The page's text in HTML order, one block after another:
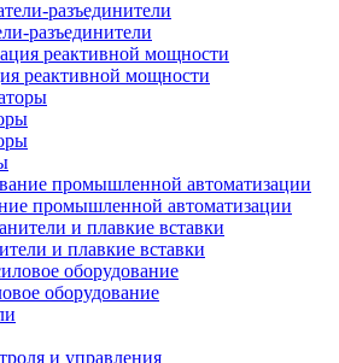
разъединители
реактивной мощности
промышленной автоматизации
и плавкие вставки
оборудование